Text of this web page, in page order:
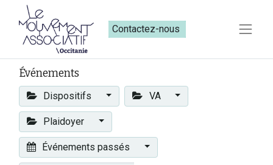
Contactez-nous​​
Événements
Dispositifs VA
Plaidoyer
Événements passés